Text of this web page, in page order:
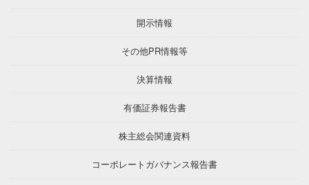
開示情報
その他PR情報等
決算情報
有価証券報告書
株主総会関連資料
コーポレートガバナンス報告書